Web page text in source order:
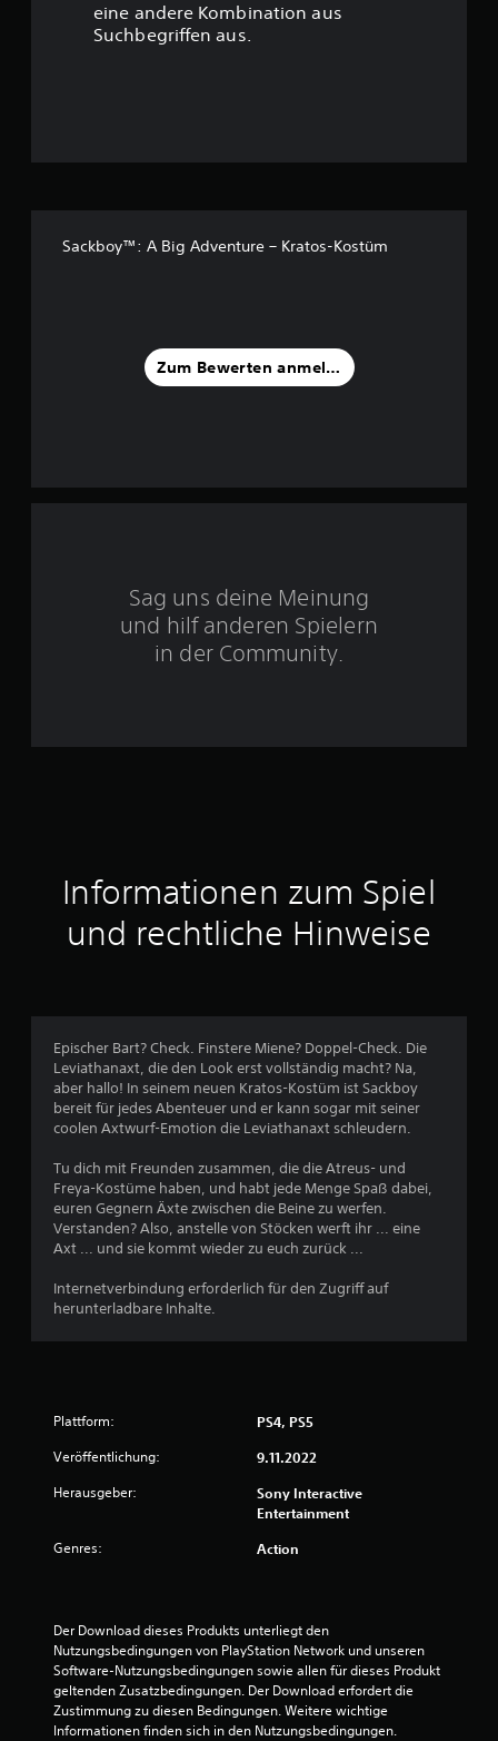
:
4
5
n
u
s
8
4
e
w
t
eine andere Kombination aus
Suchbegriffen aus.
Sackboy™: A Big Adventure – Kratos-Kostüm
Zum Bewerten anmelden
Sag uns deine Meinung
und hilf anderen Spielern
in der Community.
Informationen zum Spiel
und rechtliche Hinweise
Epischer Bart? Check. Finstere Miene? Doppel-Check. Die
Leviathanaxt, die den Look erst vollständig macht? Na,
aber hallo! In seinem neuen Kratos-Kostüm ist Sackboy
bereit für jedes Abenteuer und er kann sogar mit seiner
coolen Axtwurf-Emotion die Leviathanaxt schleudern.
Tu dich mit Freunden zusammen, die die Atreus- und
Freya-Kostüme haben, und habt jede Menge Spaß dabei,
euren Gegnern Äxte zwischen die Beine zu werfen.
Verstanden? Also, anstelle von Stöcken werft ihr ... eine
Axt ... und sie kommt wieder zu euch zurück ...
Internetverbindung erforderlich für den Zugriff auf
herunterladbare Inhalte.
Plattform: PS4, PS5
Veröffentlichung: 9.11.2022
Herausgeber:
Sony Interactive
Entertainment
Genres: Action
Der Download dieses Produkts unterliegt den
Nutzungsbedingungen von PlayStation Network und unseren
Software-Nutzungsbedingungen sowie allen für dieses Produkt
geltenden Zusatzbedingungen. Der Download erfordert die
Zustimmung zu diesen Bedingungen. Weitere wichtige
Informationen finden sich in den Nutzungsbedingungen.